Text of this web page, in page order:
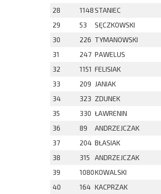
28
1148STANIEC
29
53 SĘCZKOWSKI
30
226 TYMANOWSKI
31
247 PAWELUS
32
1151 FELISIAK
33
209 JANIAK
34
323 ZDUNEK
35
330 ŁAWRENIN
36
89 ANDRZEJCZAK
37
204 BŁASIAK
38
315 ANDRZEJCZAK
39
1080KOWALSKI
40
164 KACPRZAK